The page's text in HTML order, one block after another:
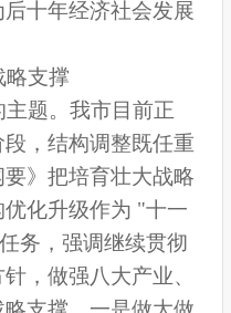
十年经济社会发展
略支撑
题。我市目前正
，结构调整既任重
》把培育壮大战略
化升级作为 "十一
务，强调继续贯彻
，做强八大产业、